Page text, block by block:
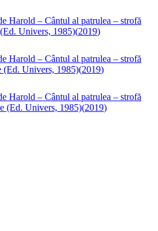
Harold – Cântul al patrulea – strofă
Univers, 1985)(2019)
Harold – Cântul al patrulea – strofă
(Ed. Univers, 1985)(2019)
Harold – Cântul al patrulea – strofă
(Ed. Univers, 1985)(2019)